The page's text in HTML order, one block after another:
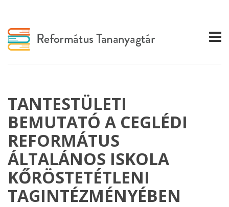
TANTESTÜLETI
BEMUTATÓ A CEGLÉDI
REFORMÁTUS
ÁLTALÁNOS ISKOLA
KŐRÖSTETÉTLENI
TAGINTÉZMÉNYÉBEN